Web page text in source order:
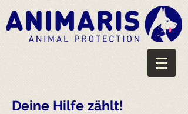
Deine Hilfe zählt!